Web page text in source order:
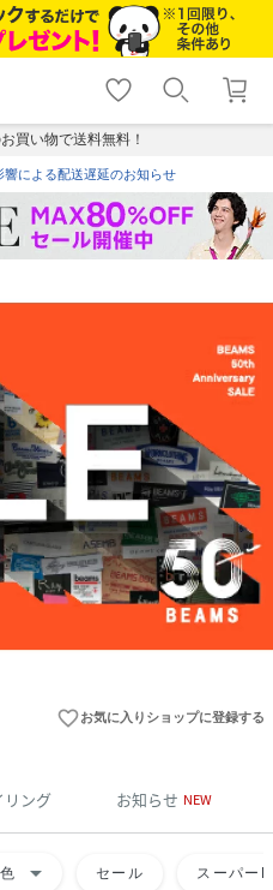
shopping_cart lock_outline
ログイン
買い物で送料無料！
による配送遅延のお知らせ
favorite_borderお気に入りショップに登録する
リング お知らせ NEW
色 arrow_drop_down セール スーパー